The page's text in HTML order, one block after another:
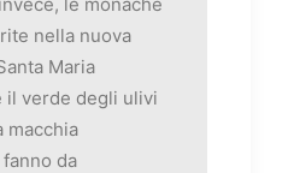
nella nuova
Maria
il verde degli ulivi
macchia
da